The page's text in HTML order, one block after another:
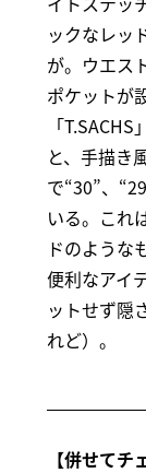
ックなレッ
が。ウエス
ポケットが
「
と、手描き
で“30”、
いる。これ
ドのような
便利なアイ
ットせず隠
れど）。
【併せてチ